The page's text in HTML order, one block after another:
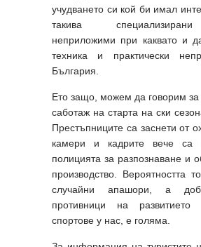
учудването си кой би имал
такива
неприложими при каквато и
техника и практически
България.
Ето защо, можем да говорим за
саботаж на старта на ски
Престъпниците са заснети от
камери и кадрите вече са
полицията за разпознаване и
производство. Вероятността
случайни апашори, а
противници на
спортове у нас, е голяма.